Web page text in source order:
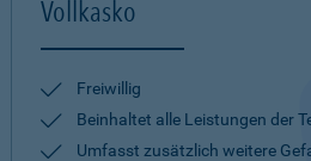
Vollkasko
Freiwillig
Beinhaltet alle Leistungen der
Umfasst zusätzlich weitere